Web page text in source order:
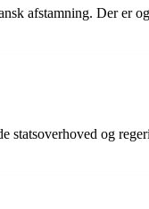
afstamning. Der er
og